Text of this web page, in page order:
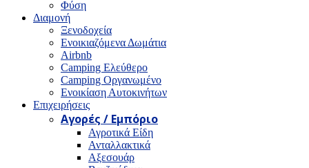
Φύση
Διαμονή
Ξενοδοχεία
Ενοικιαζόμενα Δωμάτια
Airbnb
Camping Ελεύθερο
Camping Οργανωμένο
Ενοικίαση Αυτοκινήτων
Επιχειρήσεις
Αγορές / Εμπόριο
Αγροτικά Είδη
Ανταλλακτικά
Αξεσουάρ